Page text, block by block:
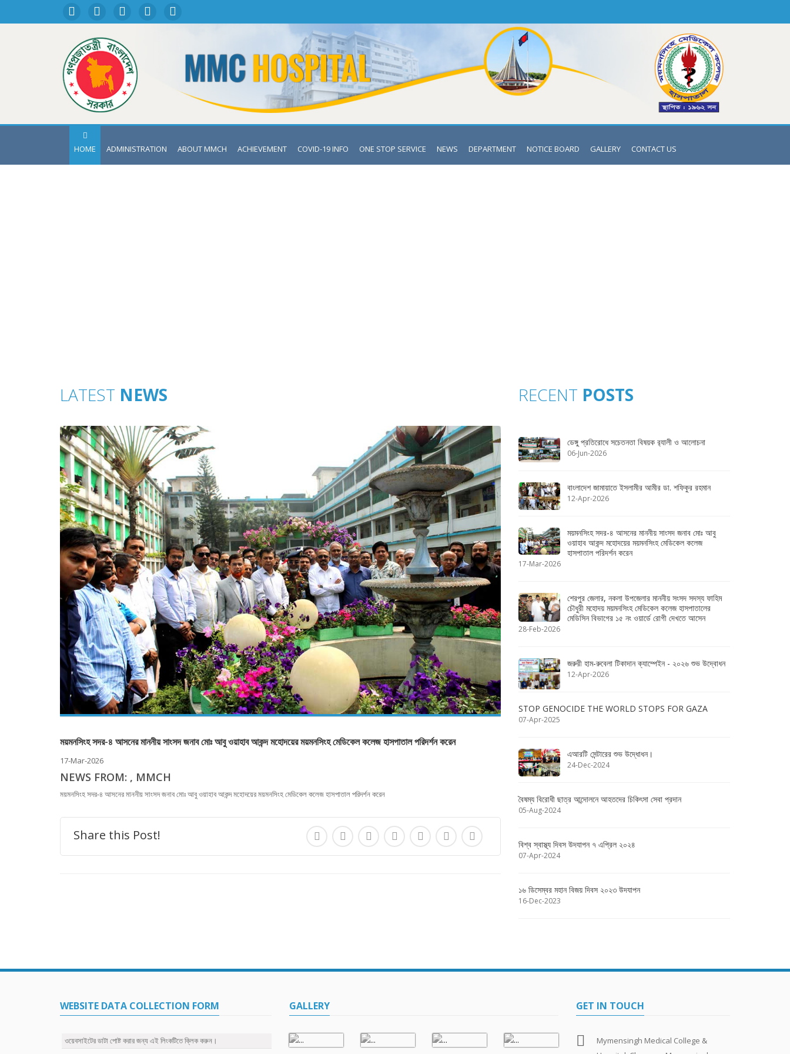
HOME ADMINISTRATION ABOUT MMCH ACHIEVEMENT COVID-19 INFO ONE STOP SERVICE NEWS DEPARTMENT NOTICE BOARD GALLERY CONTACT US
LATEST NEWS
ময়মনসিংহ সদর-৪ আসনের মাননীয় সাংসদ জনাব মোঃ আবু ওয়াহাব আকন্দ মহোদয়ের ময়মনসিংহ মেডিকেল কলেজ হাসপাতাল পরিদর্শন করেন
17-Mar-2026
NEWS FROM: , MMCH
ময়মনসিংহ সদর-৪ আসনের মাননীয় সাংসদ জনাব মোঃ আবু ওয়াহাব আকন্দ মহোদয়ের ময়মনসিংহ মেডিকেল কলেজ হাসপাতাল পরিদর্শন করেন
Share this Post!
RECENT POSTS
ডেঙ্গু প্রতিরোধে সচেতনতা বিষয়ক র‌্যালী ও আলোচনা
06-Jun-2026
বাংলাদেশ জামায়াতে ইসলামীর আমীর ডা. শফিকুর রহমান
12-Apr-2026
ময়মনসিংহ সদর-৪ আসনের মাননীয় সাংসদ জনাব মোঃ আবু
ওয়াহাব আকন্দ মহোদয়ের ময়মনসিংহ মেডিকেল কলেজ
হাসপাতাল পরিদর্শন করেন
17-Mar-2026
শেরপুর জেলার, নকলা উপজেলার মাননীয় সংসদ সদস্য ফাহিম
চৌধুরী মহোদয় ময়মনসিংহ মেডিকেল কলেজ হাসপাতালের
মেডিসিন বিভাগের ১৫ নং ওয়ার্ডে রোগী দেখতে আসেন
28-Feb-2026
জরুরী হাম-রুবেলা টিকাদান ক্যাম্পেইন - ২০২৬ শুভ উদ্বোধন
12-Apr-2026
STOP GENOCIDE THE WORLD STOPS FOR GAZA
07-Apr-2025
এআরটি সেন্টারের শুভ উদ্ধোধন।
24-Dec-2024
বৈষম্য বিরোধী ছাত্র আন্দোলনে আহতদের চিকিৎসা সেবা প্রদান
05-Aug-2024
বিশ্ব স্বাস্থ্য দিবস উদযাপন ৭ এপ্রিল ২০২৪
07-Apr-2024
১৬ ডিসেম্বর মহান বিজয় দিবস ২০২৩ উদযাপন
16-Dec-2023
WEBSITE DATA COLLECTION FORM
ওয়েবসাইটের ডাটা পোষ্ট করার জন্য এই লিংকটিতে ক্লিক করুন।
GALLERY GET IN TOUCH
Mymensingh Medical College &